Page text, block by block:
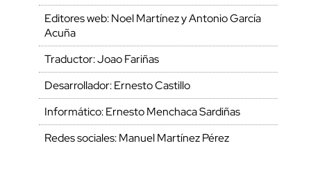
Editores web: Noel Martínez y Antonio García
Acuña
Traductor: Joao Fariñas
Desarrollador: Ernesto Castillo
Informático: Ernesto Menchaca Sardiñas
Redes sociales: Manuel Martínez Pérez